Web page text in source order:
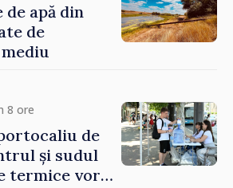
apă din
de
8 ore
de
și sudul
termice vor